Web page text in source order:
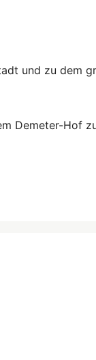
und zu dem
Demeter-Hof